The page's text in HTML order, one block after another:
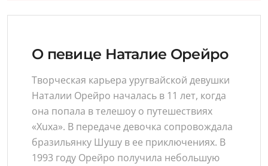
О певице Наталие Орейро
Творческая карьера уругвайской девушки
Наталии Орейро началась в 11 лет, когда
она попала в телешоу о путешествиях
«Xuxa». В передаче девочка сопровождала
бразильянку Шушу в ее приключениях. В
1993 году Орейро получила небольшую